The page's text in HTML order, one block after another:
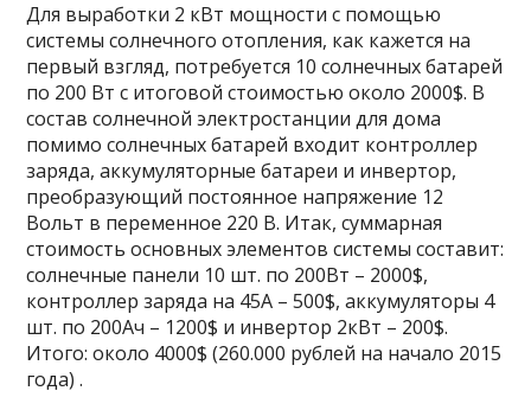
Для выработки 2 кВт мощности с помощью
системы солнечного отопления, как кажется на
первый взгляд, потребуется 10 солнечных батарей
по 200 Вт с итоговой стоимостью около 2000$. В
состав солнечной электростанции для дома
помимо солнечных батарей входит контроллер
заряда, аккумуляторные батареи и инвертор,
преобразующий постоянное напряжение 12
Вольт в переменное 220 В. Итак, суммарная
стоимость основных элементов системы составит:
солнечные панели 10 шт. по 200Вт – 2000$,
контроллер заряда на 45А – 500$, аккумуляторы 4
шт. по 200Ач – 1200$ и инвертор 2кВт – 200$.
Итого: около 4000$ (260.000 рублей на начало 2015
года) .